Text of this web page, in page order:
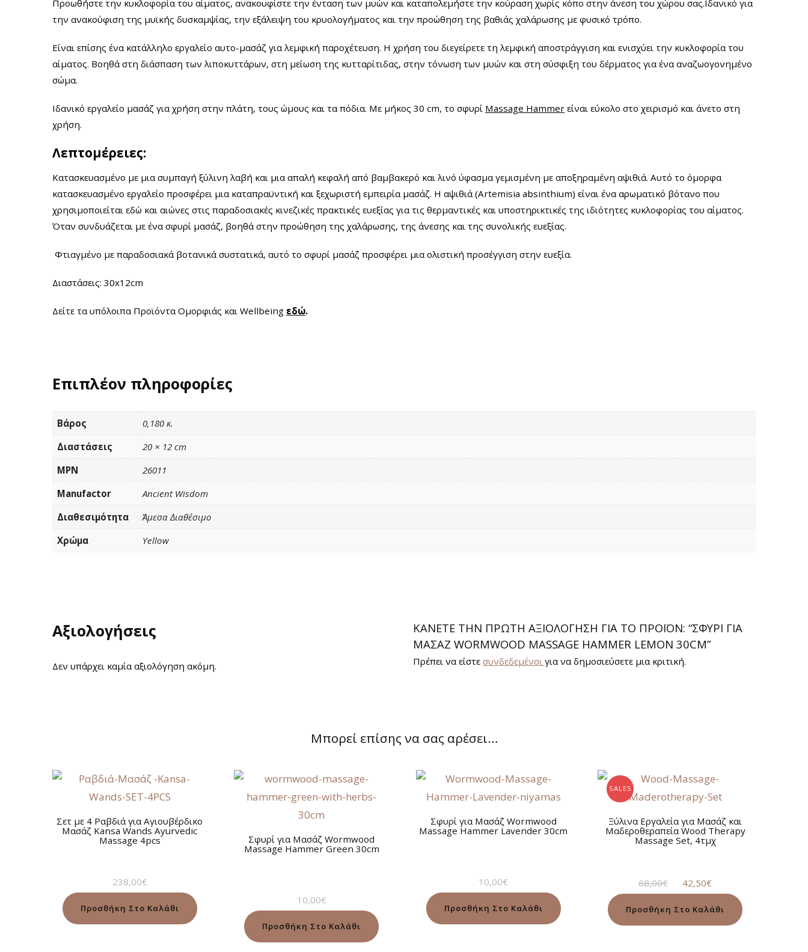
Προωθήστε την κυκλοφορία του αίματος, ανακουφίστε την ένταση των μυών και καταπολεμήστε την κούραση χωρίς κόπο στην άνεση του χώρου σας.Ιδανικό για
την ανακούφιση της μυϊκής δυσκαμψίας, την εξάλειψη του κρυολογήματος και την προώθηση της βαθιάς χαλάρωσης με φυσικό τρόπο.
Είναι επίσης ένα κατάλληλο εργαλείο αυτο-μασάζ για λεμφική παροχέτευση. Η χρήση του διεγείρετε τη λεμφική αποστράγγιση και ενισχύει την κυκλοφορία του
αίματος. Βοηθά στη διάσπαση των λιποκυττάρων, στη μείωση της κυτταρίτιδας, στην τόνωση των μυών και στη σύσφιξη του δέρματος για ένα αναζωογονημένο
σώμα.
Ιδανικό εργαλείο μασάζ για χρήση στην πλάτη, τους ώμους και τα πόδια. Με μήκος 30 cm, το σφυρί Massage Hammer είναι εύκολο στο χειρισμό και άνετο στη
χρήση.
Λεπτομέρειες:
Κατασκευασμένο με μια συμπαγή ξύλινη λαβή και μια απαλή κεφαλή από βαμβακερό και λινό ύφασμα γεμισμένη με αποξηραμένη αψιθιά. Αυτό το όμορφα
κατασκευασμένο εργαλείο προσφέρει μια καταπραϋντική και ξεχωριστή εμπειρία μασάζ. Η αψιθιά (Artemisia absinthium) είναι ένα αρωματικό βότανο που
χρησιμοποιείται εδώ και αιώνες στις παραδοσιακές κινεζικές πρακτικές ευεξίας για τις θερμαντικές και υποστηρικτικές της ιδιότητες κυκλοφορίας του αίματος.
Όταν συνδυάζεται με ένα σφυρί μασάζ, βοηθά στην προώθηση της χαλάρωσης, της άνεσης και της συνολικής ευεξίας.
Φτιαγμένο με παραδοσιακά βοτανικά συστατικά, αυτό το σφυρί μασάζ προσφέρει μια ολιστική προσέγγιση στην ευεξία.
Διαστάσεις: 30x12cm
Δείτε τα υπόλοιπα Προϊόντα Ομορφιάς και Wellbeing εδώ.
Επιπλέον πληροφορίες
Βάρος
0,180 κ.
Διαστάσεις
20 × 12 cm
MPN
26011
Manufactor
Ancient Wisdom
Διαθεσιμότητα
Άμεσα Διαθέσιμο
Χρώμα
Yellow
Αξιολογήσεις
Δεν υπάρχει καμία αξιολόγηση ακόμη.
ΚΆΝΕΤΕ ΤΗΝ ΠΡΏΤΗ ΑΞΙΟΛΌΓΗΣΗ ΓΙΑ ΤΟ ΠΡΟΪΌΝ: “ΣΦΥΡΊ ΓΙΑ
ΜΑΣΆΖ WORMWOOD MASSAGE HAMMER LEMON 30CM”
Πρέπει να είστε συνδεδεμένοι για να δημοσιεύσετε μια κριτική.
Μπορεί επίσης να σας αρέσει…
Σετ με 4 Ραβδιά για Αγιουβέρδικο
Μασάζ Kansa Wands Ayurvedic
Massage 4pcs
238,00€
Προσθήκη Στο Καλάθι
Σφυρί για Μασάζ Wormwood
Massage Hammer Green 30cm
10,00€
Προσθήκη Στο Καλάθι
Σφυρί για Μασάζ Wormwood
Massage Hammer Lavender 30cm
10,00€
Προσθήκη Στο Καλάθι
SALES
Ξύλινα Εργαλεία για Μασάζ και
Μαδεροθεραπεία Wood Therapy
Massage Set, 4τμχ
68,00€
Original
price
was:
42,50€
τρέχουσα
τιμή
είναι:
Προσθήκη Στο Καλάθι